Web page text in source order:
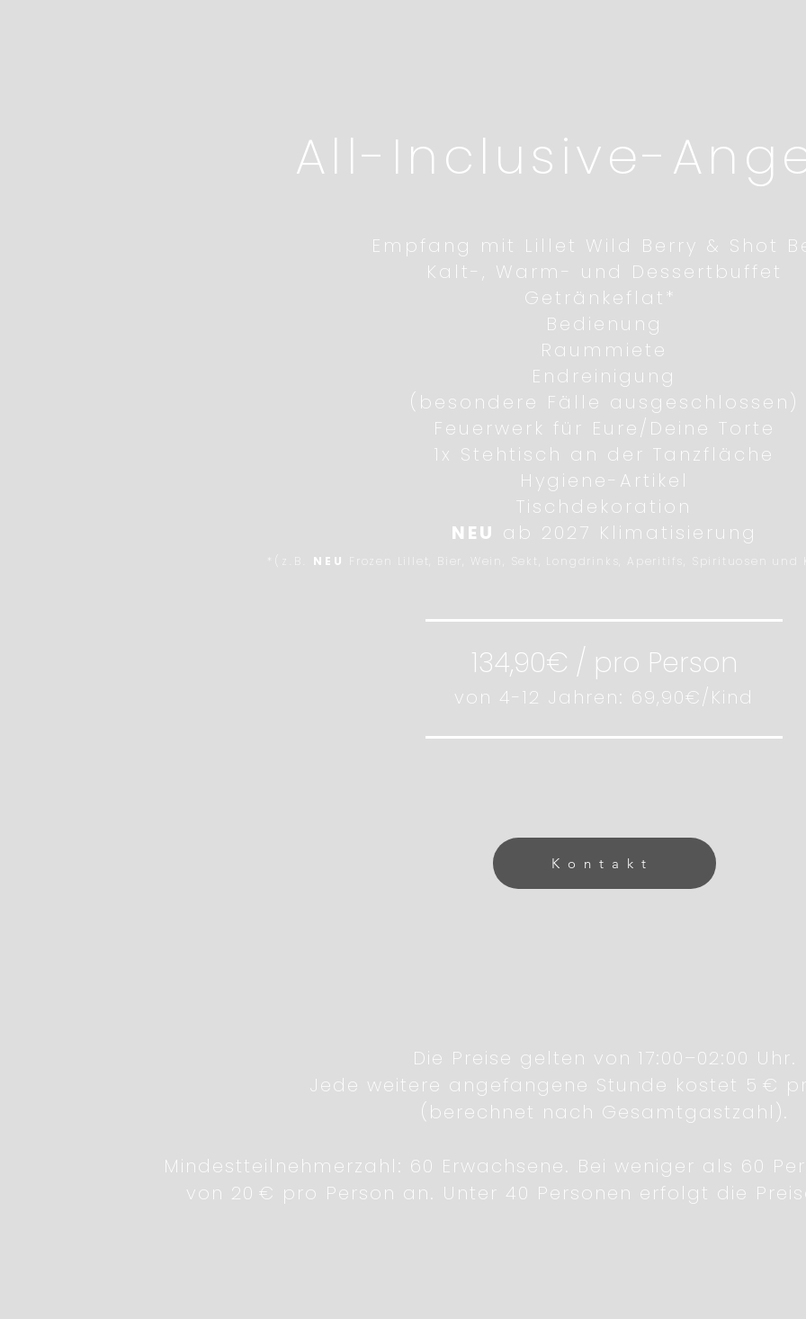
All-Inclusive-
Empfang mit Lillet Wild Berry & Shot
Kalt-, Warm- und Dessertbuffet
Getränkeflat*
Bedienung
Raummiete
Endreinigung
(besondere Fälle ausgeschlossen)
Feuerwerk für Eure/Deine Torte
1x Stehtisch an der Tanzfläche
Hygiene-Artikel
Tischdekoration
NEU ab 2027 Klimatisierung
*(z.B. NEU Frozen Lillet, Bier, Wein, Sekt, Longdrinks, Aperitifs, Spirituosen und
134,90€ / pro Person
von 4-12 Jahren: 69,90€/Kind
Kontakt
Die Preise gelten von 17:00–02:00 Uhr.
Jede weitere angefangene Stunde kostet 5 €
(berechnet nach Gesamtgastzahl).
Mindestteilnehmerzahl: 60 Erwachsene. Bei weniger als 60
von 20 € pro Person an. Unter 40 Personen erfolgt die